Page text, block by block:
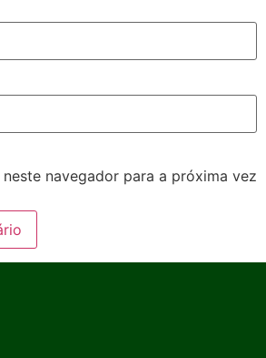
navegador para a próxima vez